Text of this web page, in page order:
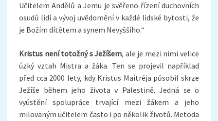
Učitelem Andělů a Jemu je svěřeno řízení duchovních
osudů lidí a vývoj uvědomění v každé lidské bytosti, že
je Božím dítětem a synem Nevyššího.“
Kristus není totožný s Ježíšem, ale je mezi nimi velice
úzký vztah Mistra a žáka. Ten se projevil například
před cca 2000 lety, kdy Kristus Maitréja působil skrze
Ježíše během jeho života v Palestině. Jedná se o
vyústění spolupráce trvající mezi žákem a jeho
milovaným učitelem často i po několik životů. Metoda